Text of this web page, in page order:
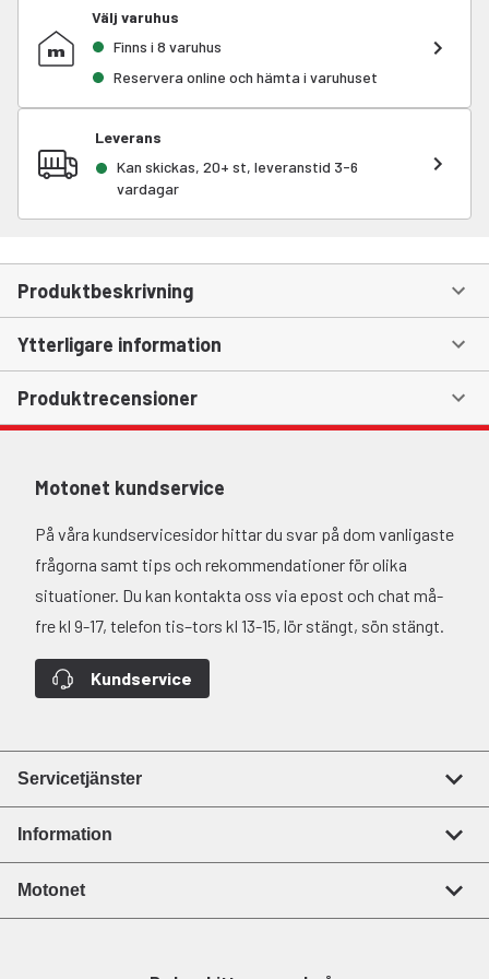
Välj varuhus
Finns i 8 varuhus
Reservera online och hämta i varuhuset
Leverans
Kan skickas, 20+ st, leveranstid 3-6
vardagar
Produktbeskrivning
Ytterligare information
Produktrecensioner
Motonet kundservice
På våra kundservicesidor hittar du svar på dom vanligaste
frågorna samt tips och rekommendationer för olika
situationer. Du kan kontakta oss via epost och chat må-
fre kl 9-17, telefon tis–tors kl 13-15, lör stängt, sön stängt.
Kundservice
Servicetjänster
Information
Motonet